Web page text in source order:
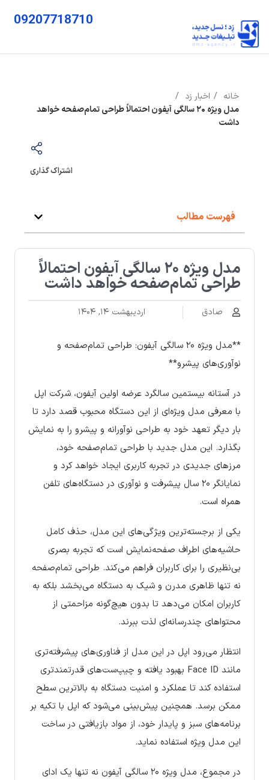
09207718710
خانه
اخبار زد
مدل ویژه ۲۰ سالگی آیفون احتمالاً طراحی تمام‌صفحه خواهد
داشت
اشتراک گذاری
فهرست مطالب
مدل ویژه ۲۰ سالگی آیفون احتمالاً
طراحی تمام‌صفحه خواهد داشت
صادق اردیبهشت ۱۴, ۱۴۰۴
**مدل ویژه ۲۰ سالگی آیفون: طراحی تمام‌صفحه و
نوآوری‌های پیشرو**
در آستانه بیستمین سالگرد عرضه اولین آیفون، شرکت اپل
با معرفی مدل ویژه‌ای از این دستگاه محبوب قصد دارد تا
بار دیگر تعهد خود به طراحی نوآورانه و پیشرو را به نمایش
بگذارد. این مدل جدید با طراحی تمام‌صفحه خود،
مرزهای جدیدی در تجربه کاربری ایجاد خواهد کرد و
نمایانگر ۲۰ سال پیشرفت و نوآوری در دستگاه‌های تلفن
همراه است.
یکی از برجسته‌ترین ویژگی‌های این مدل، حذف کامل
حاشیه‌های اطراف صفحه‌نمایش است که تجربه بصری
بی‌نظیری را برای کاربران فراهم می‌کند. طراحی تمام‌صفحه
نه تنها ظاهری مدرن و شیک به دستگاه می‌بخشد بلکه به
کاربران امکان می‌دهد تا بدون هیچ‌گونه مزاحمتی از
محتواهای چندرسانه‌ای لذت ببرند.
انتظار می‌رود اپل در این مدل از فناوری‌های پیشرفته‌تری
مانند Face ID بهبود یافته و چیپ‌ست‌های قدرتمندتری
استفاده کند تا عملکرد و امنیت دستگاه به بالاترین سطح
ممکن برسد. همچنین پیش‌بینی می‌شود که اپل با تکیه بر
برنامه‌های سبز و پایدار خود، از مواد بازیافتی در ساخت
این مدل ویژه استفاده نماید.
در مجموع، مدل ویژه ۲۰ سالگی آیفون نه تنها یک ادای